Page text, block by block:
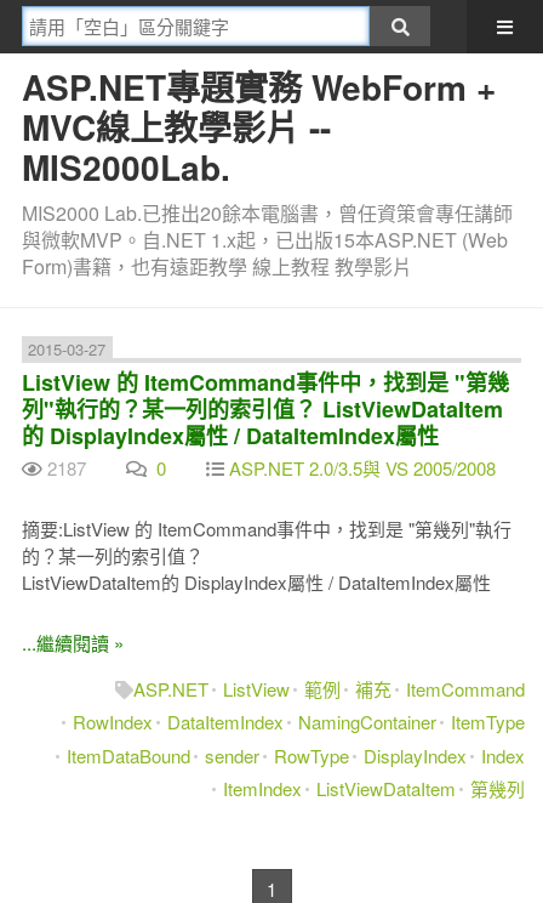
ASP.NET專題實務 WebForm +
MVC線上教學影片 --
MIS2000Lab.
MIS2000 Lab.已推出20餘本電腦書，曾任資策會專任講師
與微軟MVP。自.NET 1.x起，已出版15本ASP.NET (Web
Form)書籍，也有遠距教學 線上教程 教學影片
2015-03-27
ListView 的 ItemCommand事件中，找到是 "第幾
列"執行的？某一列的索引值？ ListViewDataItem
的 DisplayIndex屬性 / DataItemIndex屬性
2187 0 ASP.NET 2.0/3.5與 VS 2005/2008
摘要:ListView 的 ItemCommand事件中，找到是 "第幾列"執行
的？某一列的索引值？
ListViewDataItem的 DisplayIndex屬性 / DataItemIndex屬性
...繼續閱讀 »
ASP.NET
ListView 範例 補充
ItemCommand
RowIndex
DataItemIndex NamingContainer
ItemType
ItemDataBound sender RowType DisplayIndex
Index
ItemIndex
ListViewDataItem 第幾列
1